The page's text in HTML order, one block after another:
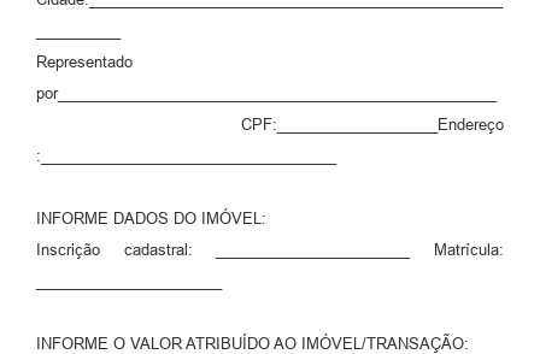
Representado
por____________________________________________________
CPF:___________________Endereço
:___________________________________
INFORME DADOS DO IMÓVEL:
Inscrição cadastral: _______________________ Matrícula:
INFORME O VALOR ATRIBUÍDO AO IMÓVEL/TRANSAÇÃO: